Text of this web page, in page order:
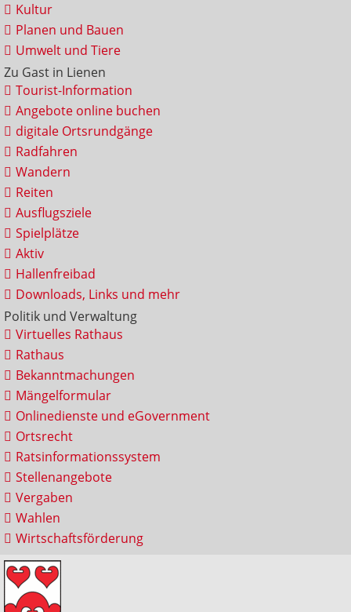
Kultur
Planen und Bauen
Umwelt und Tiere
Zu Gast in Lienen
Tourist-Information
Angebote online buchen
digitale Ortsrundgänge
Radfahren
Wandern
Reiten
Ausflugsziele
Spielplätze
Aktiv
Hallenfreibad
Downloads, Links und mehr
Politik und Verwaltung
Virtuelles Rathaus
Rathaus
Bekanntmachungen
Mängelformular
Onlinedienste und eGovernment
Ortsrecht
Ratsinformationssystem
Stellenangebote
Vergaben
Wahlen
Wirtschaftsförderung